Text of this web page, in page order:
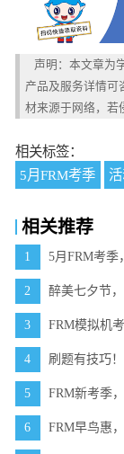
声明：本文章为
产品及服务详情可
材来源于网络，若
相关标签：
5月FRM考季
相关推荐
1 5月FRM考季
2 醉美七夕节
3 FRM模拟机
4 刷题有技巧
5 FRM新考季
6 FRM早鸟惠